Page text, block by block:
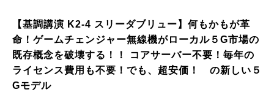
【基調講演 K2-4 スリーダブリュー】何もかもが革
命！ゲームチェンジャー無線機がローカル５G市場の
既存概念を破壊する！！ コアサーバー不要！毎年の
ライセンス費用も不要！でも、超安価！ の新しい５
Gモデル